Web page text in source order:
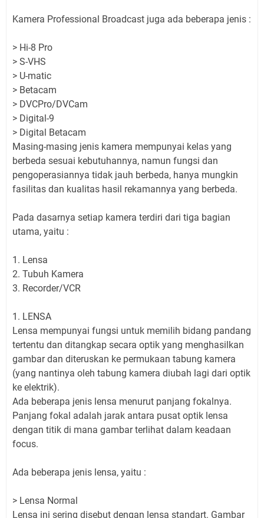
Kamera Professional Broadcast juga ada beberapa jenis :
> Hi-8 Pro
> S-VHS
> U-matic
> Betacam
> DVCPro/DVCam
> Digital-9
> Digital Betacam
Masing-masing jenis kamera mempunyai kelas yang
berbeda sesuai kebutuhannya, namun fungsi dan
pengoperasiannya tidak jauh berbeda, hanya mungkin
fasilitas dan kualitas hasil rekamannya yang berbeda.
Pada dasarnya setiap kamera terdiri dari tiga bagian
utama, yaitu :
1. Lensa
2. Tubuh Kamera
3. Recorder/VCR
1. LENSA
Lensa mempunyai fungsi untuk memilih bidang pandang
tertentu dan ditangkap secara optik yang menghasilkan
gambar dan diteruskan ke permukaan tabung kamera
(yang nantinya oleh tabung kamera diubah lagi dari optik
ke elektrik).
Ada beberapa jenis lensa menurut panjang fokalnya.
Panjang fokal adalah jarak antara pusat optik lensa
dengan titik di mana gambar terlihat dalam keadaan
focus.
Ada beberapa jenis lensa, yaitu :
> Lensa Normal
Lensa ini sering disebut dengan lensa standart. Gambar